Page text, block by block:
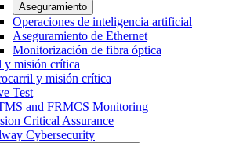
Aseguramiento
Operaciones de inteligencia artificial
Aseguramiento de Ethernet
Monitorización de fibra óptica
y misión crítica
y misión crítica
Test
and FRMCS Monitoring
Critical Assurance
Cybersecurity